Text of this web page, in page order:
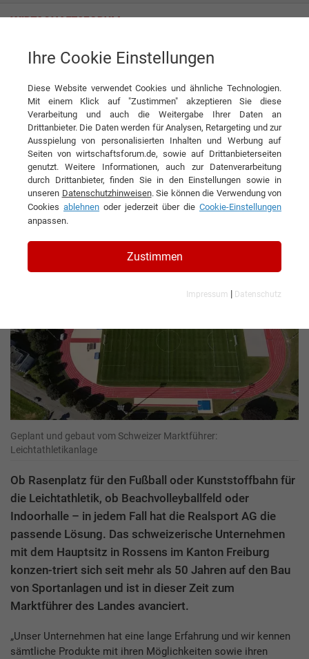
Realsport AG „Wir können schnelle Entscheidungen treffen!“
Interview Realsport AG
DIESEN ARTIKEL EMPFEHLEN
„Wir können schnelle
Entscheidungen treffen!“
Interview mit Stefan De Toffol,
Geschäftsführer der Realsport AG
Geplant und gebaut vom Schweizer Marktführer:
Leichtathletikanlage
Ob Rasenplatz für den Fußball oder Kunststoffbahn für
die Leichtathletik, ob Beachvolleyballfeld oder
Indoorhalle – in jedem Fall hat die Realsport AG die
passende Lösung. Das schweizerische Unternehmen
mit dem Hauptsitz in Rossens im Kanton Freiburg
konzen-triert sich seit mehr als 50 Jahren auf den Bau
von Sportanlagen und ist in dieser Zeit zum
Marktführer des Landes avanciert.
„Unser Unternehmen hat eine lange Erfahrung und wir kennen
sämtliche Produkte mit ihren Möglichkeiten sowie ihren
Ihre Cookie Einstellungen
Diese Website verwendet Cookies und ähnliche Technologien.
Mit einem Klick auf "Zustimmen" akzeptieren Sie diese
Verarbeitung und auch die Weitergabe Ihrer Daten an
Drittanbieter. Die Daten werden für Analysen, Retargeting und zur
Ausspielung von personalisierten Inhalten und Werbung auf
Seiten von wirtschaftsforum.de, sowie auf Drittanbieterseiten
genutzt. Weitere Informationen, auch zur Datenverarbeitung
durch Drittanbieter, finden Sie in den Einstellungen sowie in
unseren Datenschutzhinweisen. Sie können die Verwendung von
Cookies ablehnen oder jederzeit über die Cookie-Einstellungen
anpassen.
Zustimmen
Impressum | Datenschutz